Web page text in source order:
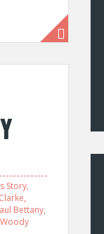
Story,
,
Bettany,
Woody